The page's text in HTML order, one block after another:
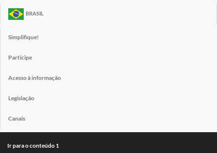
BRASIL
Simplifique!
Participe
Acesso à informação
Legislação
Canais
Ir para o conteúdo 1